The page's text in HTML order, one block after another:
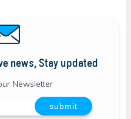
news, Stay updated
Newsletter